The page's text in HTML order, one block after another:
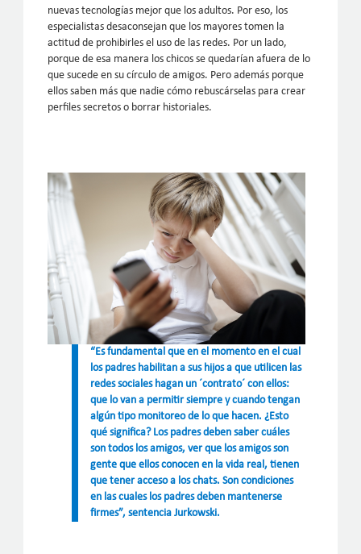
nuevas tecnologías mejor que los adultos. Por eso, los
especialistas desaconsejan que los mayores tomen la
actitud de prohibirles el uso de las redes. Por un lado,
porque de esa manera los chicos se quedarían afuera de lo
que sucede en su círculo de amigos. Pero además porque
ellos saben más que nadie cómo rebuscárselas para crear
perfiles secretos o borrar historiales.
“Es fundamental que en el momento en el cual
los padres habilitan a sus hijos a que utilicen las
redes sociales hagan un ´contrato´ con ellos:
que lo van a permitir siempre y cuando tengan
algún tipo monitoreo de lo que hacen. ¿Esto
qué significa? Los padres deben saber cuáles
son todos los amigos, ver que los amigos son
gente que ellos conocen en la vida real, tienen
que tener acceso a los chats. Son condiciones
en las cuales los padres deben mantenerse
firmes”, sentencia Jurkowski.